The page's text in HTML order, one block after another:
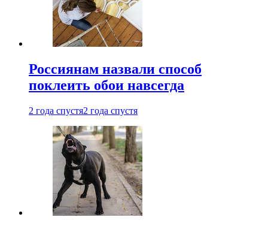
Россиянам назвали способ
поклеить обои навсегда
2 года спустя2 года спустя